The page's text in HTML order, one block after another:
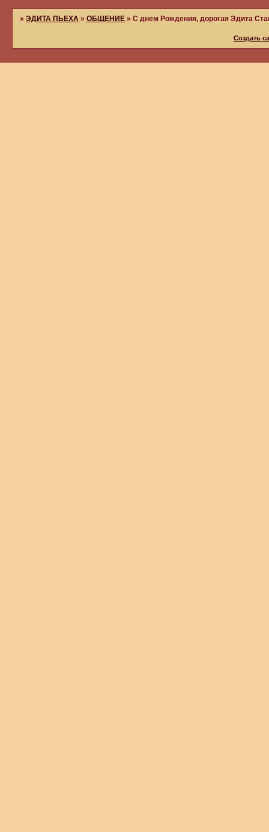
»ЭДИТА ПЬЕХА »ОБЩЕНИЕ »С днем Рождения, дорогая Эдита
Создать